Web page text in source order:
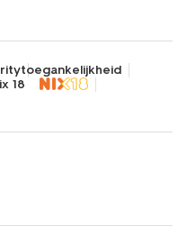
toegankelijkheid
18